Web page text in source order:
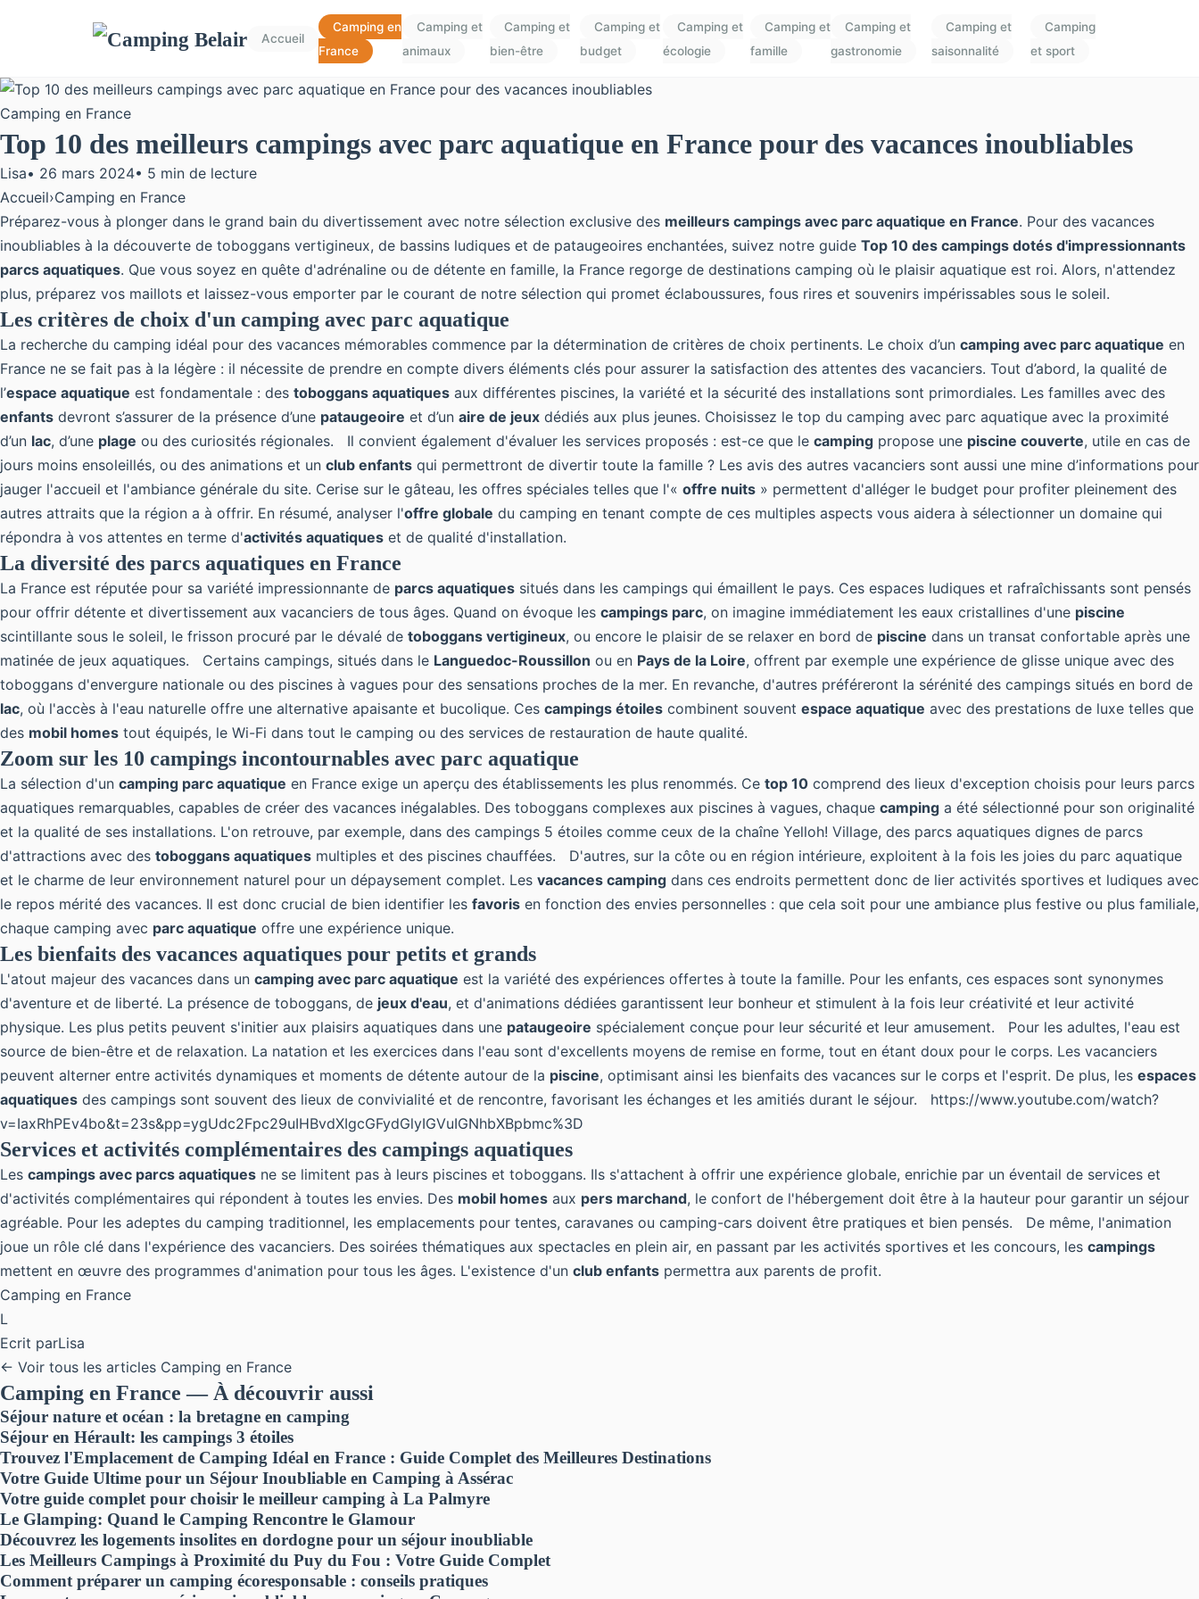
Accueil
Camping en
France
Camping et
animaux
Camping et
bien-être
Camping et
budget
Camping et
écologie
Camping et
famille
Camping et
gastronomie
Camping et
saisonnalité
Camping
et sport
Camping en France
Top 10 des meilleurs campings avec parc aquatique en France pour des vacances inoubliables
Lisa• 26 mars 2024• 5 min de lecture
Accueil›Camping en France
Préparez-vous à plonger dans le grand bain du divertissement avec notre sélection exclusive des meilleurs campings avec parc aquatique en France. Pour des vacances
inoubliables à la découverte de toboggans vertigineux, de bassins ludiques et de pataugeoires enchantées, suivez notre guide Top 10 des campings dotés d'impressionnants
parcs aquatiques. Que vous soyez en quête d'adrénaline ou de détente en famille, la France regorge de destinations camping où le plaisir aquatique est roi. Alors, n'attendez
plus, préparez vos maillots et laissez-vous emporter par le courant de notre sélection qui promet éclaboussures, fous rires et souvenirs impérissables sous le soleil.
Les critères de choix d'un camping avec parc aquatique
La recherche du camping idéal pour des vacances mémorables commence par la détermination de critères de choix pertinents. Le choix d’un camping avec parc aquatique en
France ne se fait pas à la légère : il nécessite de prendre en compte divers éléments clés pour assurer la satisfaction des attentes des vacanciers. Tout d’abord, la qualité de
l’espace aquatique est fondamentale : des toboggans aquatiques aux différentes piscines, la variété et la sécurité des installations sont primordiales. Les familles avec des
enfants devront s’assurer de la présence d’une pataugeoire et d’un aire de jeux dédiés aux plus jeunes. Choisissez le top du camping avec parc aquatique avec la proximité
d’un lac, d’une plage ou des curiosités régionales. Il convient également d'évaluer les services proposés : est-ce que le camping propose une piscine couverte, utile en cas de
jours moins ensoleillés, ou des animations et un club enfants qui permettront de divertir toute la famille ? Les avis des autres vacanciers sont aussi une mine d’informations pour
jauger l'accueil et l'ambiance générale du site. Cerise sur le gâteau, les offres spéciales telles que l'« offre nuits » permettent d'alléger le budget pour profiter pleinement des
autres attraits que la région a à offrir. En résumé, analyser l'offre globale du camping en tenant compte de ces multiples aspects vous aidera à sélectionner un domaine qui
répondra à vos attentes en terme d'activités aquatiques et de qualité d'installation.
La diversité des parcs aquatiques en France
La France est réputée pour sa variété impressionnante de parcs aquatiques situés dans les campings qui émaillent le pays. Ces espaces ludiques et rafraîchissants sont pensés
pour offrir détente et divertissement aux vacanciers de tous âges. Quand on évoque les campings parc, on imagine immédiatement les eaux cristallines d'une piscine
scintillante sous le soleil, le frisson procuré par le dévalé de toboggans vertigineux, ou encore le plaisir de se relaxer en bord de piscine dans un transat confortable après une
matinée de jeux aquatiques. Certains campings, situés dans le Languedoc-Roussillon ou en Pays de la Loire, offrent par exemple une expérience de glisse unique avec des
toboggans d'envergure nationale ou des piscines à vagues pour des sensations proches de la mer. En revanche, d'autres préféreront la sérénité des campings situés en bord de
lac, où l'accès à l'eau naturelle offre une alternative apaisante et bucolique. Ces campings étoiles combinent souvent espace aquatique avec des prestations de luxe telles que
des mobil homes tout équipés, le Wi-Fi dans tout le camping ou des services de restauration de haute qualité.
Zoom sur les 10 campings incontournables avec parc aquatique
La sélection d'un camping parc aquatique en France exige un aperçu des établissements les plus renommés. Ce top 10 comprend des lieux d'exception choisis pour leurs parcs
aquatiques remarquables, capables de créer des vacances inégalables. Des toboggans complexes aux piscines à vagues, chaque camping a été sélectionné pour son originalité
et la qualité de ses installations. L'on retrouve, par exemple, dans des campings 5 étoiles comme ceux de la chaîne Yelloh! Village, des parcs aquatiques dignes de parcs
d'attractions avec des toboggans aquatiques multiples et des piscines chauffées. D'autres, sur la côte ou en région intérieure, exploitent à la fois les joies du parc aquatique
et le charme de leur environnement naturel pour un dépaysement complet. Les vacances camping dans ces endroits permettent donc de lier activités sportives et ludiques avec
le repos mérité des vacances. Il est donc crucial de bien identifier les favoris en fonction des envies personnelles : que cela soit pour une ambiance plus festive ou plus familiale,
chaque camping avec parc aquatique offre une expérience unique.
Les bienfaits des vacances aquatiques pour petits et grands
L'atout majeur des vacances dans un camping avec parc aquatique est la variété des expériences offertes à toute la famille. Pour les enfants, ces espaces sont synonymes
d'aventure et de liberté. La présence de toboggans, de jeux d'eau, et d'animations dédiées garantissent leur bonheur et stimulent à la fois leur créativité et leur activité
physique. Les plus petits peuvent s'initier aux plaisirs aquatiques dans une pataugeoire spécialement conçue pour leur sécurité et leur amusement. Pour les adultes, l'eau est
source de bien-être et de relaxation. La natation et les exercices dans l'eau sont d'excellents moyens de remise en forme, tout en étant doux pour le corps. Les vacanciers
peuvent alterner entre activités dynamiques et moments de détente autour de la piscine, optimisant ainsi les bienfaits des vacances sur le corps et l'esprit. De plus, les espaces
aquatiques des campings sont souvent des lieux de convivialité et de rencontre, favorisant les échanges et les amitiés durant le séjour. https://www.youtube.com/watch?
v=IaxRhPEv4bo&t=23s&pp=ygUdc2Fpc29uIHBvdXIgcGFydGlyIGVuIGNhbXBpbmc%3D
Services et activités complémentaires des campings aquatiques
Les campings avec parcs aquatiques ne se limitent pas à leurs piscines et toboggans. Ils s'attachent à offrir une expérience globale, enrichie par un éventail de services et
d'activités complémentaires qui répondent à toutes les envies. Des mobil homes aux pers marchand, le confort de l'hébergement doit être à la hauteur pour garantir un séjour
agréable. Pour les adeptes du camping traditionnel, les emplacements pour tentes, caravanes ou camping-cars doivent être pratiques et bien pensés. De même, l'animation
joue un rôle clé dans l'expérience des vacanciers. Des soirées thématiques aux spectacles en plein air, en passant par les activités sportives et les concours, les campings
mettent en œuvre des programmes d'animation pour tous les âges. L'existence d'un club enfants permettra aux parents de profit.
Camping en France
L
Ecrit parLisa
← Voir tous les articles Camping en France
Camping en France — À découvrir aussi
Séjour nature et océan : la bretagne en camping
Séjour en Hérault: les campings 3 étoiles
Trouvez l'Emplacement de Camping Idéal en France : Guide Complet des Meilleures Destinations
Votre Guide Ultime pour un Séjour Inoubliable en Camping à Assérac
Votre guide complet pour choisir le meilleur camping à La Palmyre
Le Glamping: Quand le Camping Rencontre le Glamour
Découvrez les logements insolites en dordogne pour un séjour inoubliable
Les Meilleurs Campings à Proximité du Puy du Fou : Votre Guide Complet
Comment préparer un camping écoresponsable : conseils pratiques